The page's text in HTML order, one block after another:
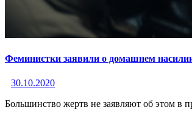
Феминистки заявили о домашнем
30.10.2020
Большинство жертв не заявляют об этом в